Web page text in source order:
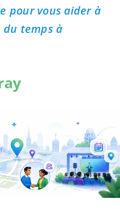
pour vous aider à
du temps à